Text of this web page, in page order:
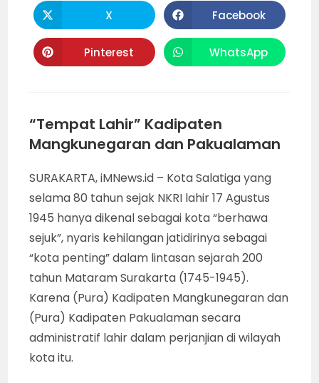
Opens
in
a
new
window
X Opens
in
a
new
window
Facebook
Opens
in
Pinterest Opens
in
WhatsApp
“Tempat Lahir” Kadipaten
Mangkunegaran dan Pakualaman
SURAKARTA, iMNews.id – Kota Salatiga yang
selama 80 tahun sejak NKRI lahir 17 Agustus
1945 hanya dikenal sebagai kota “berhawa
sejuk”, nyaris kehilangan jatidirinya sebagai
“kota penting” dalam lintasan sejarah 200
tahun Mataram Surakarta (1745-1945).
Karena (Pura) Kadipaten Mangkunegaran dan
(Pura) Kadipaten Pakualaman secara
administratif lahir dalam perjanjian di wilayah
kota itu.